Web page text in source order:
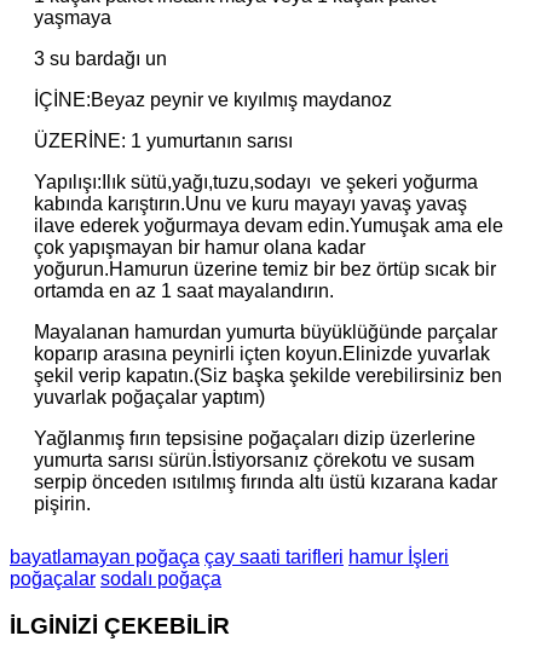
yaşmaya
3 su bardağı un
İÇİNE:Beyaz peynir ve kıyılmış maydanoz
ÜZERİNE: 1 yumurtanın sarısı
Yapılışı:Ilık sütü,yağı,tuzu,sodayı ve şekeri yoğurma
kabında karıştırın.Unu ve kuru mayayı yavaş yavaş
ilave ederek yoğurmaya devam edin.Yumuşak ama ele
çok yapışmayan bir hamur olana kadar
yoğurun.Hamurun üzerine temiz bir bez örtüp sıcak bir
ortamda en az 1 saat mayalandırın.
Mayalanan hamurdan yumurta büyüklüğünde parçalar
koparıp arasına peynirli içten koyun.Elinizde yuvarlak
şekil verip kapatın.(Siz başka şekilde verebilirsiniz ben
yuvarlak poğaçalar yaptım)
Yağlanmış fırın tepsisine poğaçaları dizip üzerlerine
yumurta sarısı sürün.İstiyorsanız çörekotu ve susam
serpip önceden ısıtılmış fırında altı üstü kızarana kadar
pişirin.
bayatlamayan poğaça çay saati tarifleri hamur İşleri
poğaçalar sodalı poğaça
İLGİNİZİ ÇEKEBİLİR